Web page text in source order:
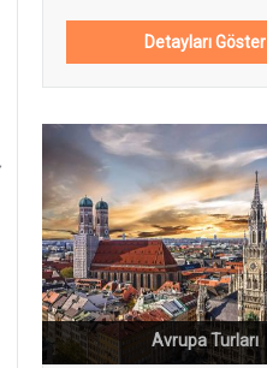
Detayları Göster
Avrupa Turları